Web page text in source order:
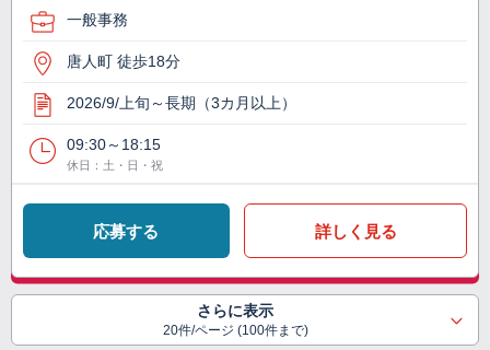
一般事務
唐人町 徒歩18分
2026/9/上旬～長期（3カ月以上）
09:30～18:15
休日：土・日・祝
応募する 詳しく見る
さらに表示
20件/ページ (100件まで)